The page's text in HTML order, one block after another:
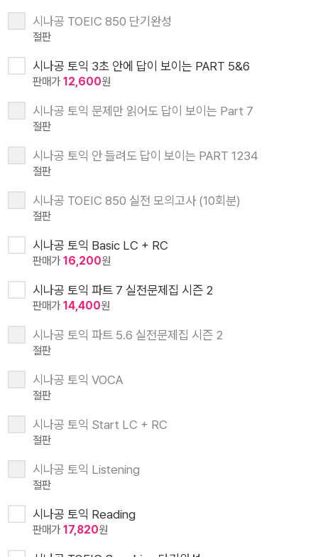
시나공 TOEIC 850 단기완성
절판
시나공 토익 3초 안에 답이 보이는 PART 5&6
판매가12,600원
시나공 토익 문제만 읽어도 답이 보이는 Part 7
절판
시나공 토익 안 들려도 답이 보이는 PART 1234
절판
시나공 TOEIC 850 실전 모의고사 (10회분)
절판
시나공 토익 Basic LC + RC
판매가16,200원
시나공 토익 파트 7 실전문제집 시즌 2
판매가14,400원
시나공 토익 파트 5.6 실전문제집 시즌 2
절판
시나공 토익 VOCA
절판
시나공 토익 Start LC + RC
절판
시나공 토익 Listening
절판
시나공 토익 Reading
판매가17,820원